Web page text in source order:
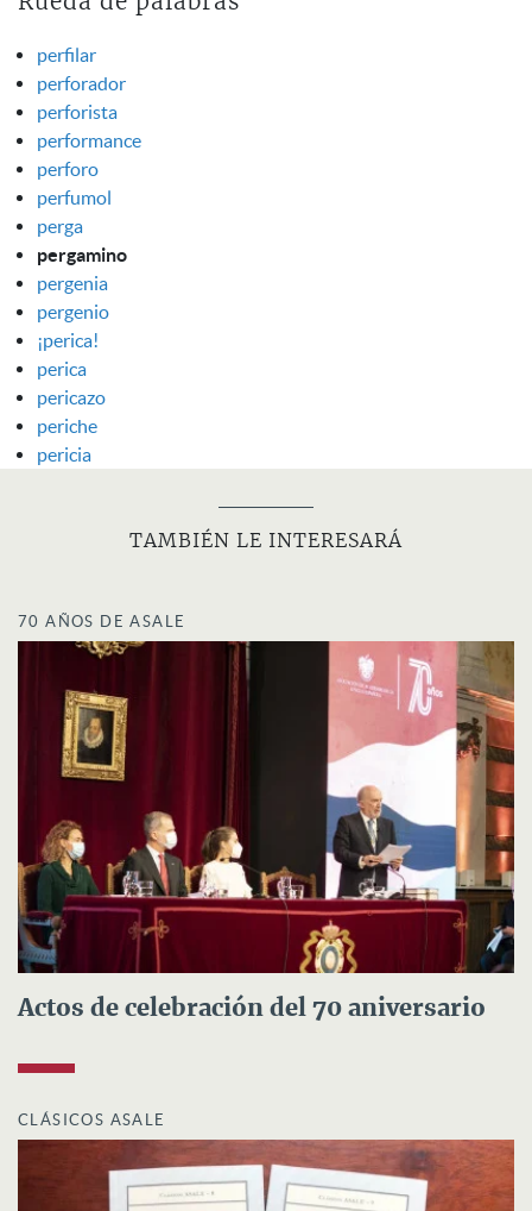
perfilar
perforador
perforista
performance
perforo
perfumol
perga
pergamino
pergenia
pergenio
¡perica!
perica
pericazo
periche
pericia
TAMBIÉN LE INTERESARÁ
70 AÑOS DE ASALE
Actos de celebración del 70 aniversario
CLÁSICOS ASALE